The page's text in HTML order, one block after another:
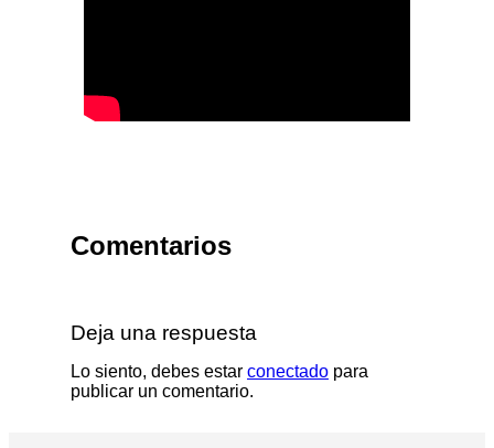
Comentarios
Deja una respuesta
Lo siento, debes estar conectado para
publicar un comentario.